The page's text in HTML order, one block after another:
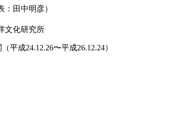
田中明彦）
文化研究所
平成24.12.26〜平成26.12.24）